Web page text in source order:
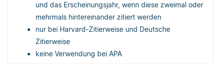
und das Erscheinungsjahr, wenn diese zweimal oder
mehrmals hintereinander zitiert werden
nur bei Harvard-Zitierweise und Deutsche
Zitierweise
keine Verwendung bei APA